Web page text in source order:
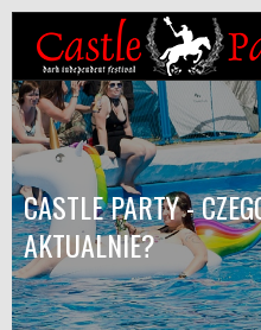
CASTLE PARTY -
AKTUALNIE?